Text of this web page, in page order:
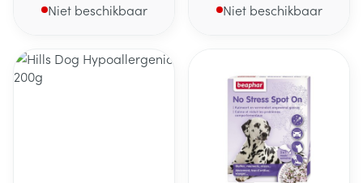
Niet beschikbaar Niet beschikbaar